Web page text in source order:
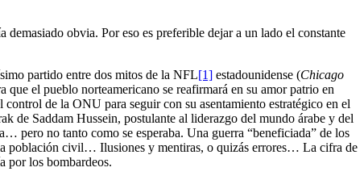
obvia. Por eso es preferible dejar a un lado el constante
partido entre dos mitos de la NFL[1] estadounidense (Chicago
el pueblo norteamericano se reafirmará en su amor patrio en
de la ONU para seguir con su asentamiento estratégico en el
de Saddam Hussein, postulante al liderazgo del mundo árabe y del
pero no tanto como se esperaba. Una guerra “beneficiada” de los
población civil… Ilusiones y mentiras, o quizás errores… La cifra de
por los bombardeos.